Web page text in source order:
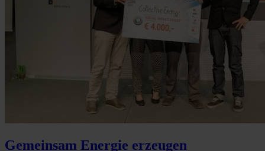
Gemeinsam Energie erzeugen